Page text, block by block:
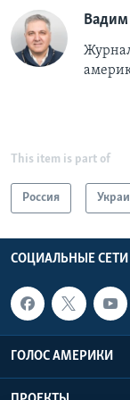
Вадим
This item is part of
Россия
СОЦИАЛЬНЫЕ СЕТИ
ГОЛОС АМЕРИКИ